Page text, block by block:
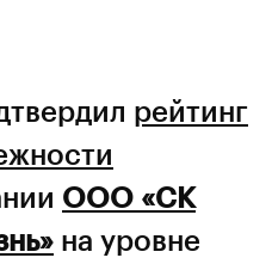
рейтинг
ООО «СК
на уровне